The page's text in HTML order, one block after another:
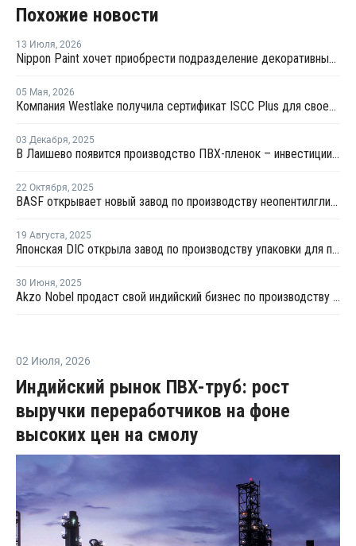
Похожие новости
13 Июля, 2026
Nippon Paint хочет приобрести подразделение декоративных красок AkzoNobel за EUR7,5 млрд
05 Мая, 2026
Компания Westlake получила сертификат ISCC Plus для своего завода по производству эпоксидных смол в Техасе
03 Декабря, 2025
В Лаишево появится производство ПВХ-пленок – инвестиции составили более 1 млрд рублей
22 Октября, 2025
BASF открывает новый завод по производству неопентилгликоля на своем производственном комплексе в Китае
19 Августа, 2025
Японская DIC открыла завод по производству упаковки для прямого контакта с пищевыми продуктами в Джакарте
30 Июня, 2025
Akzo Nobel продаст свой индийский бизнес по производству покрытий
02 Июля, 2026
Индийский рынок ПВХ-труб: рост
выручки переработчиков на фоне
высоких цен на смолу